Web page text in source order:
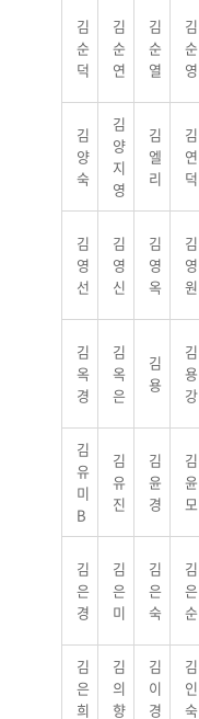
김
순
덕
김
순
연
김
순
열
김
순
영
김
양
숙
김
양
지
영
김
엘
리
김
연
덕
김
영
선
김
영
신
김
영
옥
김
영
원
김
옥
경
김
옥
은
김
용
김
용
강
김
유
미
B
김
유
진
김
윤
경
김
윤
모
김
은
경
김
은
미
김
은
숙
김
은
순
김
은
희
김
의
향
김
이
경
김
인
숙